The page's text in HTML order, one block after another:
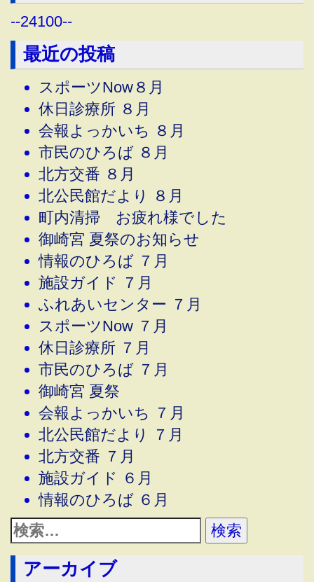
--24100--
最近の投稿
スポーツNow８月
休日診療所 ８月
会報よっかいち ８月
市民のひろば ８月
北方交番 ８月
北公民館だより ８月
町内清掃 お疲れ様でした
御崎宮 夏祭のお知らせ
情報のひろば ７月
施設ガイド ７月
ふれあいセンター ７月
スポーツNow ７月
休日診療所 ７月
市民のひろば ７月
御崎宮 夏祭
会報よっかいち ７月
北公民館だより ７月
北方交番 ７月
施設ガイド ６月
情報のひろば ６月
アーカイブ